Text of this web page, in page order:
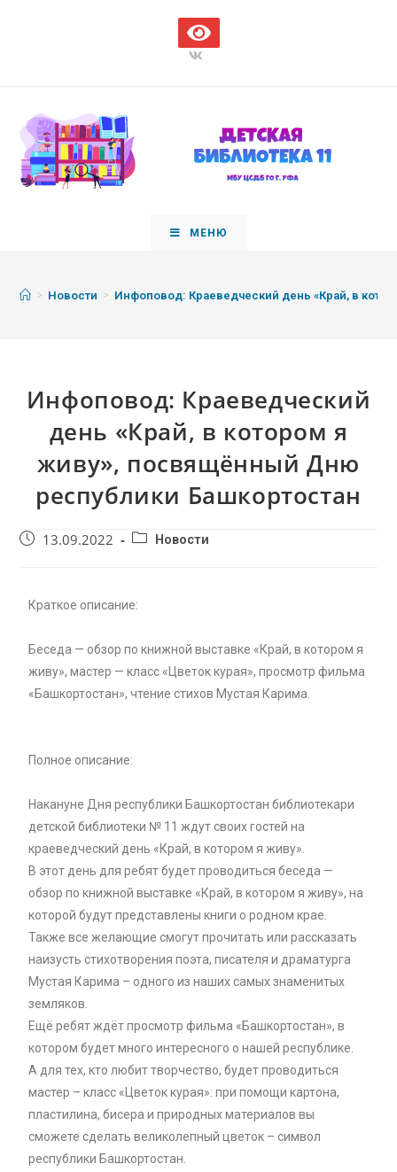
МЕНЮ
> Новости > Инфоповод: Краеведческий день «Край, в
Инфоповод: Краеведческий
день «Край, в котором я
живу», посвящённый Дню
республики Башкортостан
13.09.2022 Новости
Краткое описание:
Беседа — обзор по книжной выставке «Край, в котором я
живу», мастер — класс «Цветок курая», просмотр фильма
«Башкортостан», чтение стихов Мустая Карима.
Полное описание:
Накануне Дня республики Башкортостан библиотекари
детской библиотеки № 11 ждут своих гостей на
краеведческий день «Край, в котором я живу».
В этот день для ребят будет проводиться беседа —
обзор по книжной выставке «Край, в котором я живу», на
которой будут представлены книги о родном крае.
Также все желающие смогут прочитать или рассказать
наизусть стихотворения поэта, писателя и драматурга
Мустая Карима – одного из наших самых знаменитых
земляков.
Ещё ребят ждёт просмотр фильма «Башкортостан», в
котором будет много интересного о нашей республике.
А для тех, кто любит творчество, будет проводиться
мастер – класс «Цветок курая»: при помощи картона,
пластилина, бисера и природных материалов вы
сможете сделать великолепный цветок – символ
республики Башкортостан.